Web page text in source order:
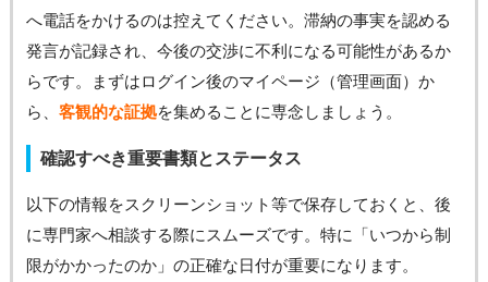
へ電話をかけるのは控えてください。滞納の事実を認める
発言が記録され、今後の交渉に不利になる可能性があるか
らです。まずはログイン後のマイページ（管理画面）か
ら、 客観的な証拠を集めることに専念しましょう。
確認すべき重要書類とステータス
以下の情報をスクリーンショット等で保存しておくと、後
に専門家へ相談する際にスムーズです。特に「いつから制
限がかかったのか」の正確な日付が重要になります。